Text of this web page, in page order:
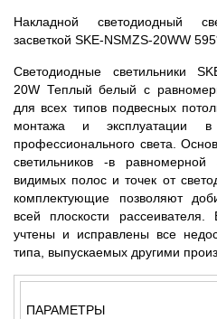
Накладной светодиодный
засветкой SKE-NSMZS-20WW
Светодиодные светильники
20W Теплый белый с
для всех типов подвесных
монтажа и эксплуатации
профессионального света.
светильников -в равномерной
видимых полос и точек от
комплектующие позволяют
всей плоскости
учтены и исправлены все
типа, выпускаемых другими
ПАРАМЕТРЫ